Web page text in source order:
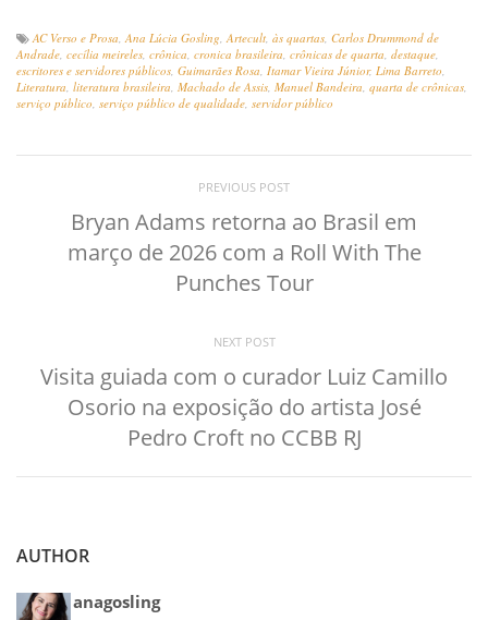
AC Verso e Prosa,Ana Lúcia Gosling,Artecult, às quartas, Carlos Drummond de
Andrade, cecília meireles, crônica, cronica brasileira, crônicas de quarta, destaque,
escritores e servidores públicos, Guimarães Rosa, Itamar Vieira Júnior, Lima Barreto,
Literatura, literatura brasileira, Machado de Assis, Manuel Bandeira, quarta de crônicas,
serviço público, serviço público de qualidade, servidor público
PREVIOUS POST
Bryan Adams retorna ao Brasil em
março de 2026 com a Roll With The
Punches Tour
NEXT POST
Visita guiada com o curador Luiz Camillo
Osorio na exposição do artista José
Pedro Croft no CCBB RJ
AUTHOR
anagosling